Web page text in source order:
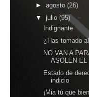
► agosto (26)
▼ julio (95)
Indignante
¿Has tomado
NO VAN A
ASOLEN EL
Estado de
indicio
¡Mia tú que